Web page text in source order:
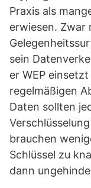
Praxis als
erwiesen. Zwar
sein
er WEP
regelmäßigen
Daten sollten
brauchen
Schlüssel zu
dann